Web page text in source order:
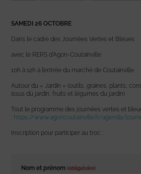
SAMEDI 26 OCTOBRE
Dans le cadre des Journées Vertes et Bleues
avec le RERS d’Agon-Coutainville
10h à 12h à l’entrée du marché de Coutainville
Autour du « Jardin » (outils, graines, plants,
issus du jardin, fruits et légumes du jardin)
Tout le programme des journées vertes et
: https://www.agoncoutainville.fr/agenda/
Inscription pour participer au troc :
Nom et prénom(obligatoire)